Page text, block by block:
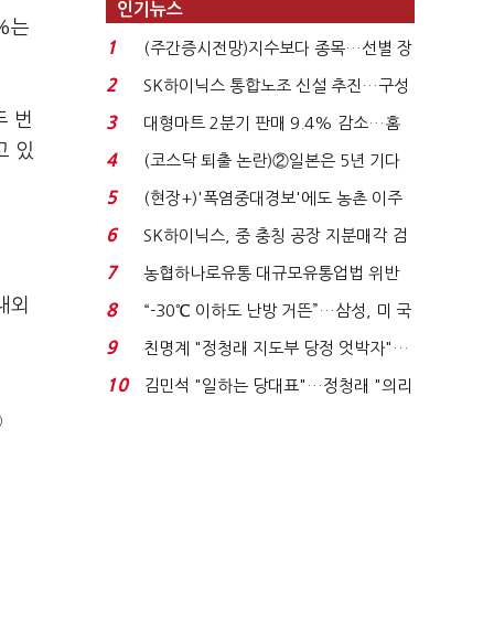
는
번
있
외
인기뉴스
1
(주간증시전망)지수보다 종목…선별 장
세 이어진다...
2
SK하이닉스 통합노조 신설 추진…구성
원간 성과급 불...
3
대형마트 2분기 판매 9.4% 감소…홈
플러스 사태 여파...
4
(코스닥 퇴출 논란)②일본은 5년 기다
려주는데 우리는 ...
5
(현장+)'폭염중대경보'에도 농촌 이주
노동자는 강행군…'야...
6
SK하이닉스, 중 충칭 공장 지분매각 검
토?…“확정된 바...
7
농협하나로유통 대규모유통업법 위반
적발…공정위, 과...
8
“-30℃ 이하도 난방 거뜬”…삼성, 미 국
립연구소와 개...
9
친명계 "정청래 지도부 당정 엇박자"…
친청계 "신천지 오...
10
김민석 "일하는 당대표"…정청래 "의리